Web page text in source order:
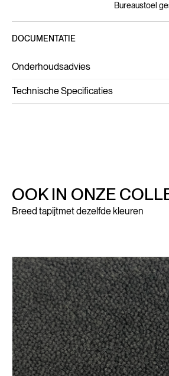
Bureaustoel
DOCUMENTATIE
Onderhoudsadvies
Technische Specificaties
OOK IN ONZE
Breed tapijtmet dezelfde kleuren